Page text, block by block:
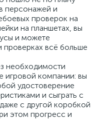
персонажей и
проверок на
на планшетах, вы
и можете
проверках всё больше
необходимости
игровой компании: вы
удостоверение
и сыграть с
с другой коробкой
этом прогресс и